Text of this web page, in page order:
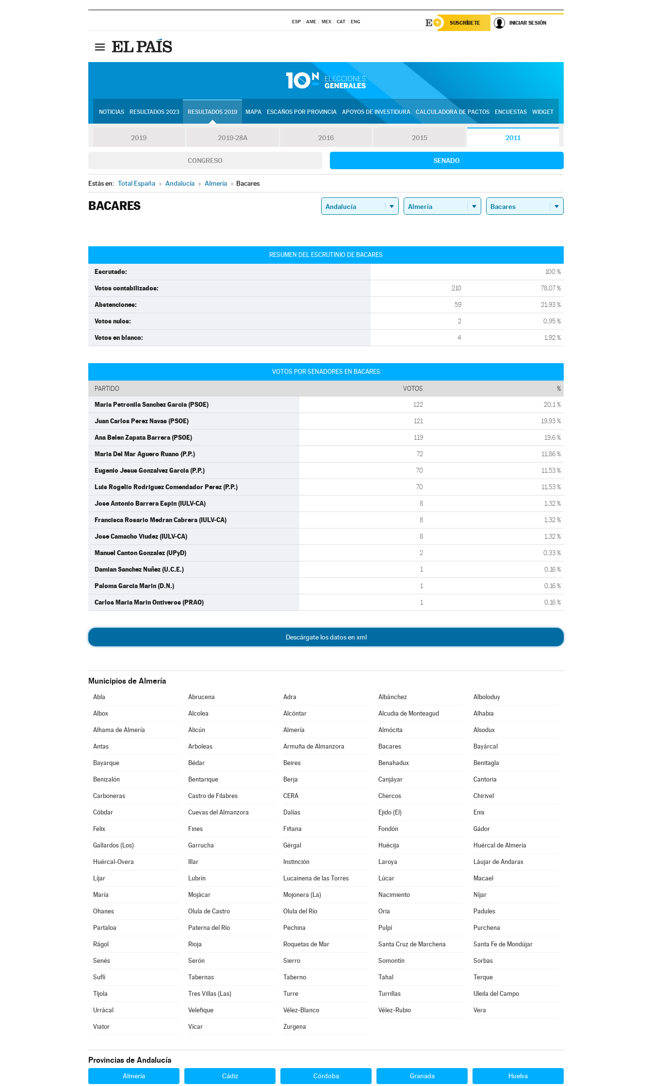
ESP AME MEX CAT ENG SUSCRÍBETE INICIAR SESIÓN
NOTICIAS RESULTADOS 2023 RESULTADOS 2019 MAPA ESCAÑOS POR PROVINCIA APOYOS DE INVESTIDURA CALCULADORA DE PACTOS ENCUESTAS WIDGET
2019 2019-28A 2016 2015 2011
CONGRESO SENADO
Estás en: Total España » Andalucía » Almería » Bacares
BACARES
RESUMEN DEL ESCRUTINIO DE BACARES
Escrutado: 100 %
Votos contabilizados: 210 78,07 %
Abstenciones: 59 21,93 %
Votos nulos: 2 0,95 %
Votos en blanco: 4 1,92 %
VOTOS POR SENADORES EN BACARES
PARTIDO VOTOS %
Maria Petronila Sanchez Garcia (PSOE) 122 20,1 %
Juan Carlos Perez Navas (PSOE) 121 19,93 %
Ana Belen Zapata Barrera (PSOE) 119 19,6 %
Maria Del Mar Aguero Ruano (P.P.) 72 11,86 %
Eugenio Jesus Gonzalvez Garcia (P.P.) 70 11,53 %
Luis Rogelio Rodriguez Comendador Perez (P.P.) 70 11,53 %
Jose Antonio Barrera Espin (IULV-CA) 8 1,32 %
Francisca Rosario Medran Cabrera (IULV-CA) 8 1,32 %
Jose Camacho Viudez (IULV-CA) 8 1,32 %
Manuel Canton Gonzalez (UPyD) 2 0,33 %
Damian Sanchez Nuñez (U.C.E.) 1 0,16 %
Paloma Garcia Marin (D.N.) 1 0,16 %
Carlos Maria Marin Ontiveros (PRAO) 1 0,16 %
Descárgate los datos en xml
Municipios de Almería
Abla Abrucena Adra Albánchez Alboloduy
Albox Alcolea Alcóntar Alcudia de Monteagud Alhabia
Alhama de Almería Alicún Almería Almócita Alsodux
Antas Arboleas Armuña de Almanzora Bacares Bayárcal
Bayarque Bédar Beires Benahadux Benitagla
Benizalón Bentarique Berja Canjáyar Cantoria
Carboneras Castro de Filabres CERA Chercos Chirivel
Cóbdar Cuevas del Almanzora Dalías Ejido (El) Enix
Felix Fines Fiñana Fondón Gádor
Gallardos (Los) Garrucha Gérgal Huécija Huércal de Almería
Huércal-Overa Illar Instinción Laroya Láujar de Andarax
Líjar Lubrín Lucainena de las Torres Lúcar Macael
María Mojácar Mojonera (La) Nacimiento Níjar
Ohanes Olula de Castro Olula del Río Oria Padules
Partaloa Paterna del Río Pechina Pulpí Purchena
Rágol Rioja Roquetas de Mar Santa Cruz de Marchena Santa Fe de Mondújar
Senés Serón Sierro Somontín Sorbas
Suflí Tabernas Taberno Tahal Terque
Tíjola Tres Villas (Las) Turre Turrillas Uleila del Campo
Urrácal Velefique Vélez-Blanco Vélez-Rubio Vera
Viator Vícar Zurgena
Provincias de Andalucía
Almería Cádiz Córdoba Granada Huelva